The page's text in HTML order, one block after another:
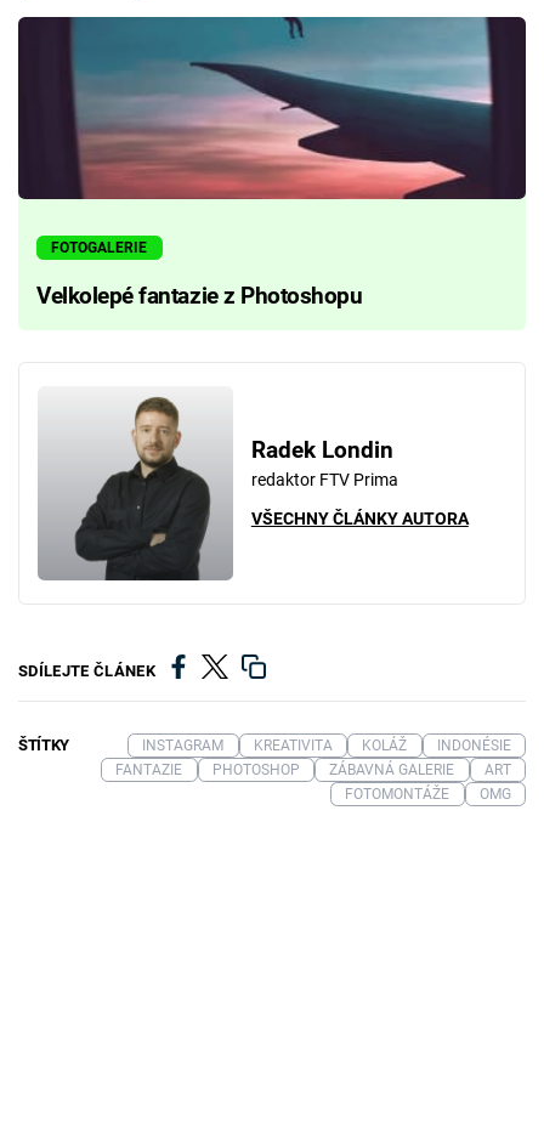
FOTOGALERIE
Velkolepé fantazie z Photoshopu
Radek Londin
redaktor FTV Prima
VŠECHNY ČLÁNKY AUTORA
SDÍLEJTE ČLÁNEK
ŠTÍTKY INSTAGRAM KREATIVITA KOLÁŽ
INDONÉSIE
FANTAZIE
PHOTOSHOP ZÁBAVNÁ GALERIE
ART
FOTOMONTÁŽE
OMG